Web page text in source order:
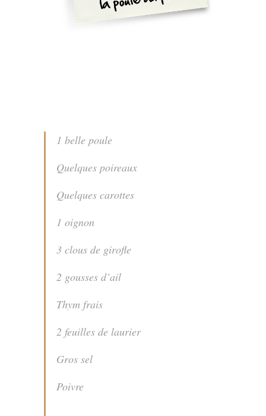
1 belle poule
Quelques poireaux
Quelques carottes
1 oignon
3 clous de girofle
2 gousses d’ail
Thym frais
2 feuilles de laurier
Gros sel
Poivre